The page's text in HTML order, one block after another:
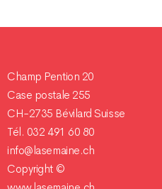
Champ Pention 20
Case postale 255
CH-2735 Bévilard Suisse
Tél. 032 491 60 80
info@lasemaine.ch
Copyright ©